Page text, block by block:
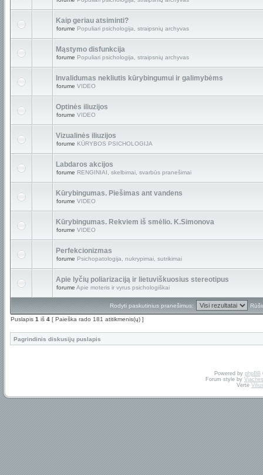
Kaip geriau atsiminti?
forume Populiari psichologija, straipsnių archyvas
Mąstymo disfunkcija
forume Populiari psichologija, straipsnių archyvas
Invalidumas nekliutis kūrybingumui ir galimybėms
forume VIDEO
Optinės iliuzijos
forume VIDEO
Vizualinės iliuzijos
forume KŪRYBOS PSICHOLOGIJA
Labdaros akcijos
forume RENGINIAI, skelbimai, svarbūs pranešimai
Kūrybingumas. Piešimas ant vandens
forume VIDEO
Kūrybingumas. Rekviem iš smėlio. K.Simonova
forume VIDEO
Perfekcionizmas
forume Psichopatologija, nukrypimai, sutrikimai
Apie lyčių poliarizaciją ir lietuviškuosius stereotipus
forume Apie moteris ir vyrus psichologiškai
Rodyti paskutinius pranešimus:
Puslapis 1 iš 4 [ Paieška rado 181 atitikmenis(ų) ]
Pagrindinis diskusijų puslapis
Powered by phpBB
Forum style by
Vertė